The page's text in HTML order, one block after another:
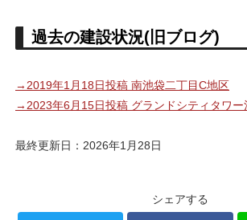
過去の建設状況(旧ブログ)
→2019年1月18日投稿 南池袋二丁目C地区
→2023年6月15日投稿 グランドシティタワー
最終更新日：2026年1月28日
シェアする